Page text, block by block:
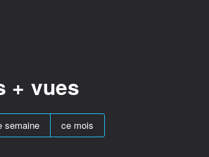
+ vues
semaine ce mois